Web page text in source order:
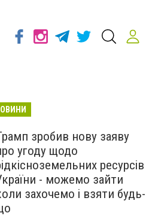
зробив нову заяву
угоду щодо
ресурсів
- можемо зайти
захочемо і взяти будь-